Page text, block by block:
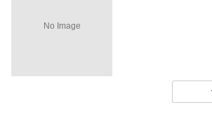
No Image